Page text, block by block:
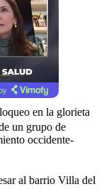
en la glorieta
un grupo de
occidente-
al barrio Villa del